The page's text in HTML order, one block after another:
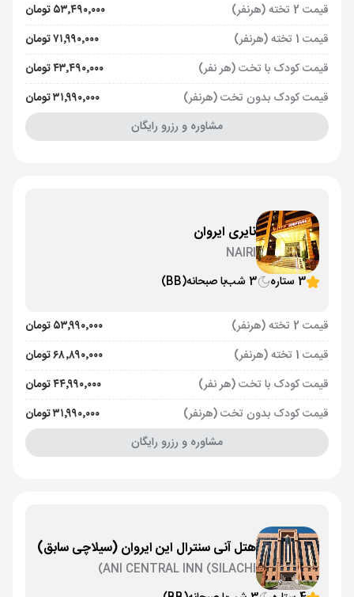
قیمت 2 تخته (هرنفر)
۵۳٬۴۹۰٬۰۰۰ تومان
قیمت 1 تخته (هرنفر)
۷۱٬۹۹۰٬۰۰۰ تومان
قیمت کودک با تخت (هر نفر)
۴۳٬۴۹۰٬۰۰۰ تومان
قیمت کودک بدون تخت (هرنفر)
۳۱٬۹۹۰٬۰۰۰ تومان
مشاوره و رزرو رایگان
نایری ایروان
NAIRI
3 ستاره
3 شب با صبحانه(BB)
قیمت 2 تخته (هرنفر)
۵۳٬۹۹۰٬۰۰۰ تومان
قیمت 1 تخته (هرنفر)
۶۸٬۸۹۰٬۰۰۰ تومان
قیمت کودک با تخت (هر نفر)
۴۴٬۹۹۰٬۰۰۰ تومان
قیمت کودک بدون تخت (هرنفر)
۳۱٬۹۹۰٬۰۰۰ تومان
مشاوره و رزرو رایگان
هتل آنی سنترال این ایروان (سیلاچی سابق)
ANI CENTRAL INN (SILACHI)